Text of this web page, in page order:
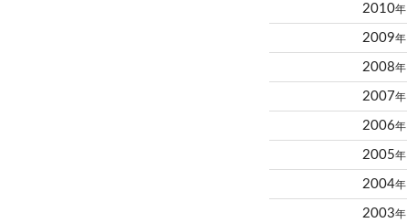
2010年
2009年
2008年
2007年
2006年
2005年
2004年
2003年